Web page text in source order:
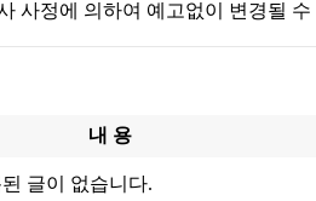
사정에 의하여 예고없이 변경될 수
내 용
글이 없습니다.